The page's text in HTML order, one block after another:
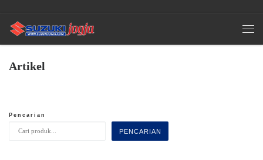
Artikel
Pencarian
PENCARIAN